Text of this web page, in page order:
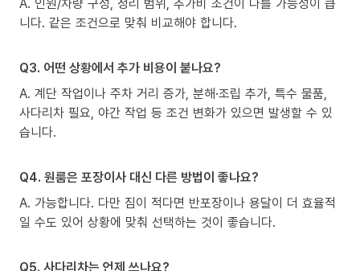
니다. 같은 조건으로 맞춰 비교해야 합니다.
Q3. 어떤 상황에서 추가 비용이 붙나요?
A. 계단 작업이나 주차 거리 증가, 분해·조립 추가, 특수 물품,
사다리차 필요, 야간 작업 등 조건 변화가 있으면 발생할 수 있
습니다.
Q4. 원룸은 포장이사 대신 다른 방법이 좋나요?
A. 가능합니다. 다만 짐이 적다면 반포장이나 용달이 더 효율적
일 수도 있어 상황에 맞춰 선택하는 것이 좋습니다.
Q5. 사다리차는 언제 쓰나요?